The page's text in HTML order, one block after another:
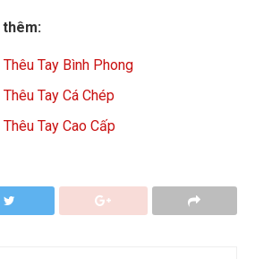
thêm:
Tay Bình Phong
Tay Cá Chép
Tay Cao Cấp